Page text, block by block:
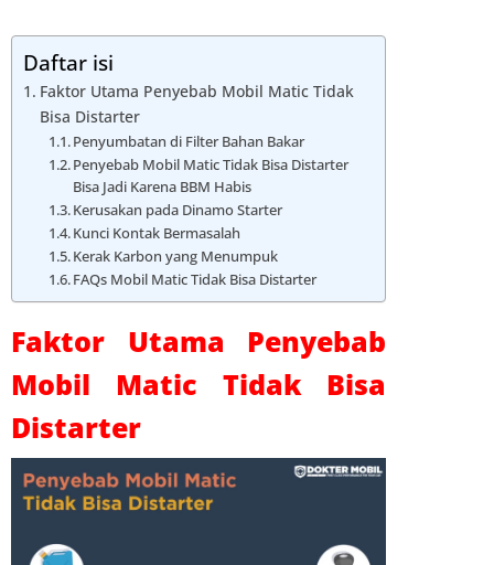
Daftar isi
Faktor Utama Penyebab Mobil Matic Tidak
Bisa Distarter
Penyumbatan di Filter Bahan Bakar
Penyebab Mobil Matic Tidak Bisa Distarter
Bisa Jadi Karena BBM Habis
Kerusakan pada Dinamo Starter
Kunci Kontak Bermasalah
Kerak Karbon yang Menumpuk
FAQs Mobil Matic Tidak Bisa Distarter
Faktor Utama Penyebab
Mobil Matic Tidak Bisa
Distarter